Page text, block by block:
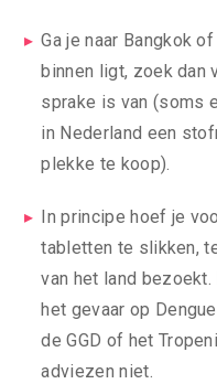
Ga je naar Bangkok
binnen ligt, zoek dan
sprake is van (soms
in Nederland een
plekke te koop).
In principe hoef je
tabletten te slikken,
van het land
het gevaar op
de GGD of het
adviezen niet.